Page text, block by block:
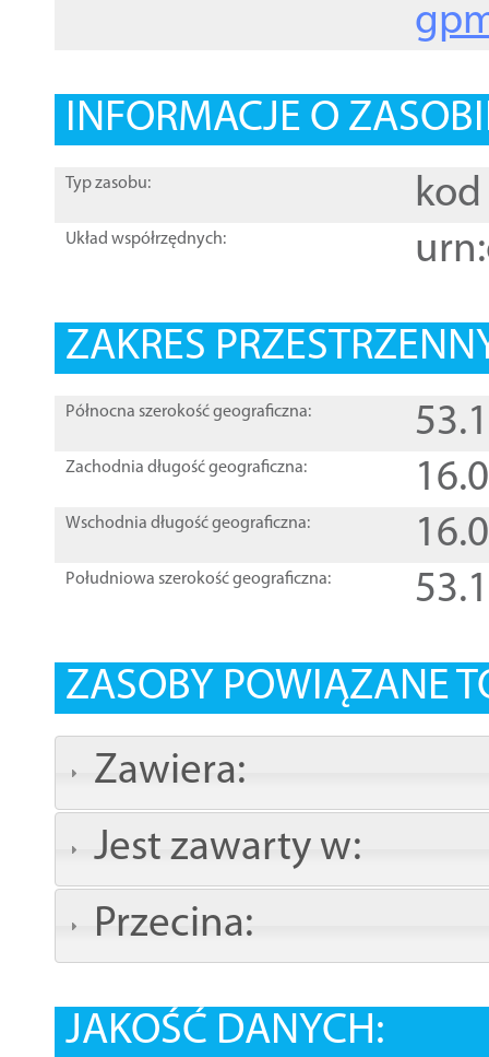
INFORMACJE O
Typ zasobu: kod
Układ współrzędnych:
ZAKRES
Północna szerokość geograficzna:
Zachodnia długość geograficzna:
Wschodnia długość geograficzna:
Południowa szerokość geograficzna:
ZASOBY POWIĄZANE
Zawiera:
Jest zawarty w:
Przecina:
JAKOŚĆ DANYCH: